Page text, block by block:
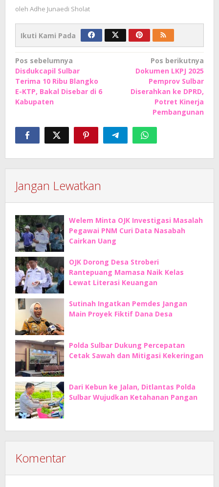
oleh Adhe Junaedi Sholat
Ikuti Kami Pada
Navigasi
pos
Pos sebelumnya
Disdukcapil Sulbar
Terima 10 Ribu Blangko
E-KTP, Bakal Disebar di 6
Kabupaten
Pos berikutnya
Dokumen LKPJ 2025
Pemprov Sulbar
Diserahkan ke DPRD,
Potret Kinerja
Pembangunan
Jangan Lewatkan
Welem Minta OJK Investigasi Masalah
Pegawai PNM Curi Data Nasabah
Cairkan Uang
OJK Dorong Desa Stroberi
Rantepuang Mamasa Naik Kelas
Lewat Literasi Keuangan
Sutinah Ingatkan Pemdes Jangan
Main Proyek Fiktif Dana Desa
Polda Sulbar Dukung Percepatan
Cetak Sawah dan Mitigasi Kekeringan
Dari Kebun ke Jalan, Ditlantas Polda
Sulbar Wujudkan Ketahanan Pangan
Komentar